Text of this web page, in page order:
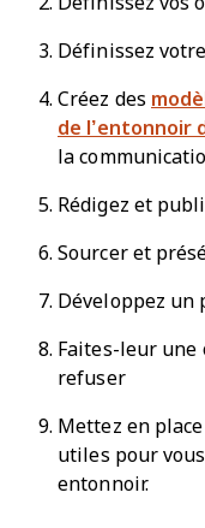
Définissez
Créez des
de l’entonnoir
la
Rédigez et
Sourcer et
Développez un
Faites-leur une
refuser
Mettez en
utiles pour
entonnoir.